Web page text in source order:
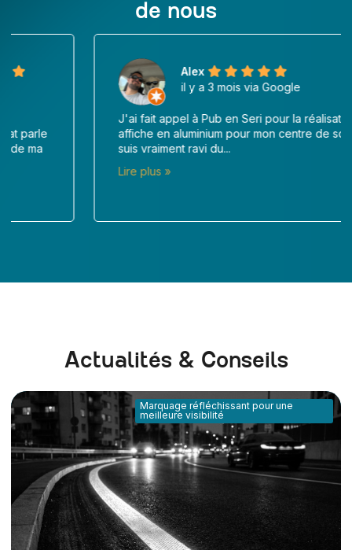
de nous
Alex
il y a 3 mois via Google
J'ai fait appel à Pub en Seri pour la réalisation d'une
affiche en aluminium pour mon centre de soin, et je
suis vraiment ravi du...
Actualités & Conseils
Marquage réfléchissant pour une
meilleure visibilité